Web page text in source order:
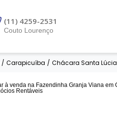
(11) 97308-9559
Corretor de imóveis
Couto Lourenço
/ Carapicuíba / Chácara Santa Lúcia